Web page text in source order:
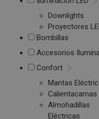
Downlights
Proyectores
Bombillas
Accesorios
Confort
Mantas
Calientacamas
Almohadillas
Eléctricas